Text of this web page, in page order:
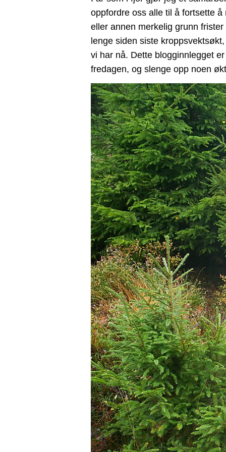
oppfordre oss alle til å fortsette
eller annen merkelig grunn
lenge siden siste
vi har nå. Dette blogginnlegget
fredagen, og slenge opp noen